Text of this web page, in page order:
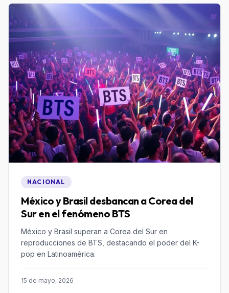
NACIONAL
México y Brasil desbancan a Corea del
Sur en el fenómeno BTS
México y Brasil superan a Corea del Sur en
reproducciones de BTS, destacando el poder del K-
pop en Latinoamérica.
15 de mayo, 2026